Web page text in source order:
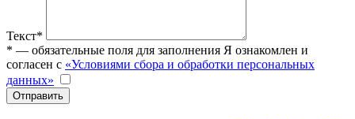
Текст*
* — обязательные поля для заполнения Я ознакомлен и
согласен с «Условиями сбора и обработки персональных
данных»
Отправить